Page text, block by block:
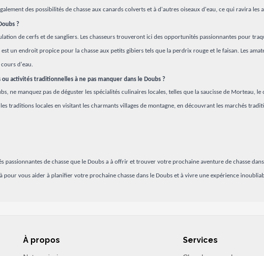
des possibilités de chasse aux canards colverts et à d'autres oiseaux d'eau, ce qui ravira les
?
de cerfs et de sangliers. Les chasseurs trouveront ici des opportunités passionnantes pour
un endroit propice pour la chasse aux petits gibiers tels que la perdrix rouge et le faisan. Les
d'eau.
activités traditionnelles à ne pas manquer dans le Doubs ?
ne manquez pas de déguster les spécialités culinaires locales, telles que la saucisse de Morteau,
traditions locales en visitant les charmants villages de montagne, en découvrant les marchés
passionnantes de chasse que le Doubs a à offrir et trouver votre prochaine aventure de chasse
pour vous aider à planifier votre prochaine chasse dans le Doubs et à vivre une expérience
À propos Services